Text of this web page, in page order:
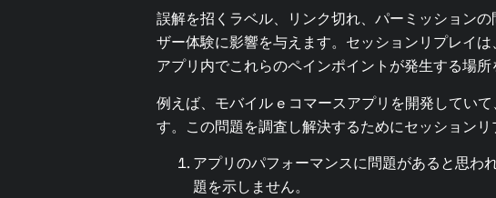
誤解を招くラベル、リンク切れ、パーミッション
ザー体験に影響を与えます。セッションリプレイ
アプリ内でこれらのペインポイントが発生する場所
例えば、モバイル e コマースアプリを開発してい
す。この問題を調査し解決するためにセッション
アプリのパフォーマンスに問題があると思わ
題を示しません。